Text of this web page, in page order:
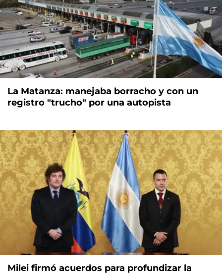
La Matanza: manejaba borracho y con un
registro "trucho" por una autopista
Milei firmó acuerdos para profundizar la